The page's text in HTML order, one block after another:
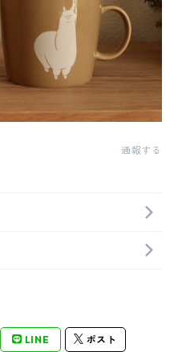
通報する
LINE ポスト